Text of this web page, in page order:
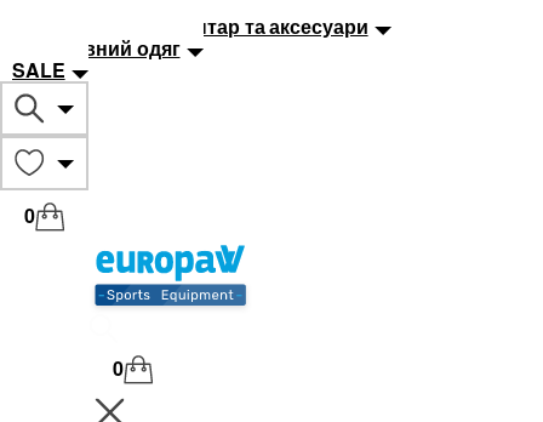
Тренувальний інвентар та аксесуари
Спортивний одяг
SALE
0
0